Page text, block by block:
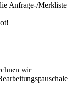
Anfrage-/Merkliste
wir